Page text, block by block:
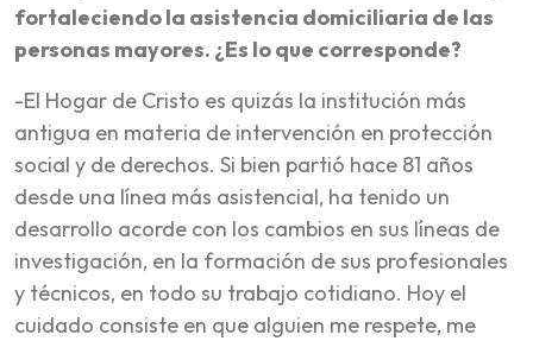
fortaleciendo la asistencia domiciliaria de las
personas mayores. ¿Es lo que corresponde?
-El Hogar de Cristo es quizás la institución más
antigua en materia de intervención en protección
social y de derechos. Si bien partió hace 81 años
desde una línea más asistencial, ha tenido un
desarrollo acorde con los cambios en sus líneas de
investigación, en la formación de sus profesionales
y técnicos, en todo su trabajo cotidiano. Hoy el
cuidado consiste en que alguien me respete, me